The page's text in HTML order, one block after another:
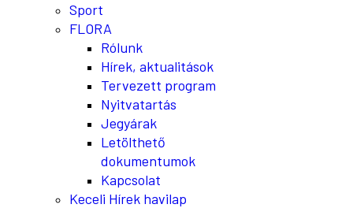
Sport
FLORA
Rólunk
Hírek, aktualitások
Tervezett program
Nyitvatartás
Jegyárak
Letölthető
dokumentumok
Kapcsolat
Keceli Hírek havilap